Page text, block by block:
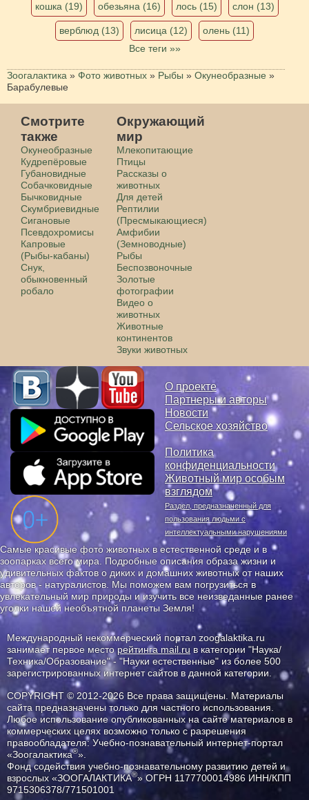
кошка (19) обезьяна (16) лось (15) слон (13)
верблюд (13) лисица (12)
олень (11)
Все теги »»
Зоогалактика » Фото животных » Рыбы » Окунеобразные »
Барабулевые
Смотрите
также
Окунеобразные
Кудрепёровые
Губановидные
Собачковидные
Бычковидные
Скумбриевидные
Сигановые
Псевдохромисы
Капровые
(Рыбы-кабаны)
Снук,
обыкновенный
робало
Окружающий
мир
Млекопитающие
Птицы
Рассказы о
животных
Для детей
Рептилии
(Пресмыкающиеся)
Амфибии
(Земноводные)
Рыбы
Беспозвоночные
Золотые
фотографии
Видео о
животных
Животные
континентов
Звуки животных
О проекте
Партнеры и авторы
Новости
Сельское хозяйство
Политика
конфиденциальности
Животный мир особым
взглядом
Раздел, предназначенный для
пользования людьми с
интеллектуальными нарушениями
Самые красивые фото животных в естественной среде и в
зоопарках всего мира. Подробные описания образа жизни и
удивительных фактов о диких и домашних животных от наших
авторов - натуралистов. Мы поможем вам погрузиться в
увлекательный мир природы и изучить все неизведанные ранее
уголки нашей необъятной планеты Земля!
Международный некоммерческий портал zoogalaktika.ru
занимает первое месторейтинга mail.ru в категории "Наука/
Техника/Образование" - "Науки естественные" из более 500
зарегистрированных интернет сайтов в данной категории.
COPYRIGHT © 2012-2026 Все права защищены. Материалы
сайта предназначены только для частного использования.
Любое использование опубликованных на сайте материалов в
коммерческих целях возможно только с разрешения
правообладателя: Учебно-познавательный интернет-портал
«Зоогалактика®».
Фонд содействия учебно-познавательному развитию детей и
взрослых «ЗООГАЛАКТИКА®» ОГРН 1177700014986 ИНН/КПП
9715306378/771501001